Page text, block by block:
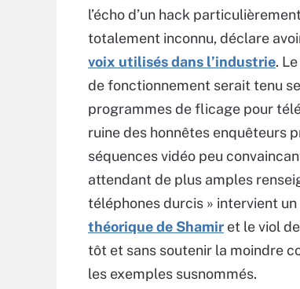
l’écho d’un hack
totalement inconnu, déclare
voix utilisés dans l’industrie.
de fonctionnement serait tenu
programmes de flicage pour
ruine des honnêtes enquêteurs
séquences vidéo peu
attendant de plus amples
téléphones durcis » intervient
théorique de Shamir et le viol
tôt et sans soutenir la moindre
les exemples susnommés.